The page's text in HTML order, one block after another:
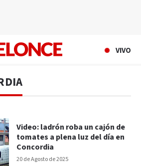
VIVO
20 de Agosto de 2025
Video: ladrón roba un cajón de
tomates a plena luz del día en
Concordia